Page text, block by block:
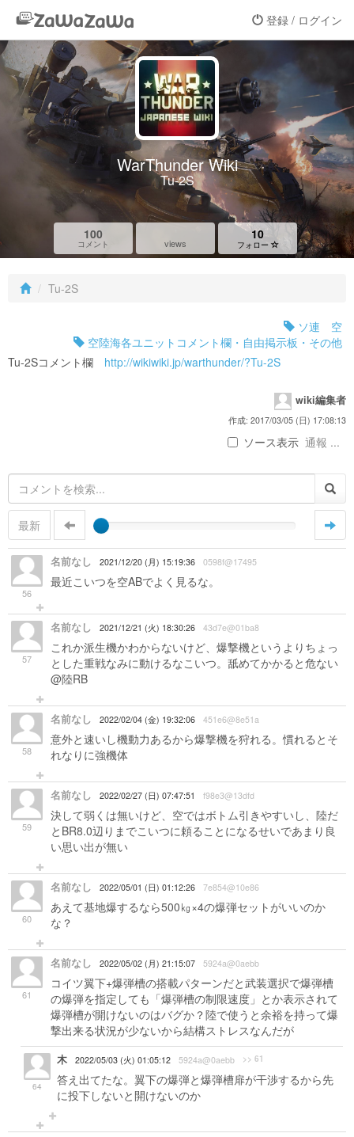
登録 / ログイン
WarThunder Wiki
Tu-2S
100
コメント views
10
フォロー
Tu-2S
ソ連 空
空陸海各ユニットコメント欄・自由掲示板・その他
Tu-2Sコメント欄 http://wikiwiki.jp/warthunder/?Tu-2S
wiki編集者
作成: 2017/03/05 (日) 17:08:13
ソース表示 通報 ...
最新
56
名前なし 2021/12/20 (月) 15:19:36 0598f@17495
最近こいつを空ABでよく見るな。
57
名前なし 2021/12/21 (火) 18:30:26 43d7e@01ba8
これか派生機かわからないけど、爆撃機というよりちょっ
とした重戦なみに動けるなこいつ。舐めてかかると危ない
@陸RB
58
名前なし 2022/02/04 (金) 19:32:06 451e6@8e51a
意外と速いし機動力あるから爆撃機を狩れる。慣れるとそ
れなりに強機体
59
名前なし 2022/02/27 (日) 07:47:51 f98e3@13dfd
決して弱くは無いけど、空ではボトム引きやすいし、陸だ
とBR8.0辺りまでこいつに頼ることになるせいであまり良
い思い出が無い
60
名前なし 2022/05/01 (日) 01:12:26 7e854@10e86
あえて基地爆するなら500㎏×4の爆弾セットがいいのか
な？
61
名前なし 2022/05/02 (月) 21:15:07 5924a@0aebb
コイツ翼下+爆弾槽の搭載パターンだと武装選択で爆弾槽
の爆弾を指定しても「爆弾槽の制限速度」とか表示されて
爆弾槽が開けないのはバグか？陸で使うと余裕を持って爆
撃出来る状況が少ないから結構ストレスなんだが
64
木 2022/05/03 (火) 01:05:12 5924a@0aebb >> 61
答え出てたな。翼下の爆弾と爆弾槽扉が干渉するから先
に投下しないと開けないのか